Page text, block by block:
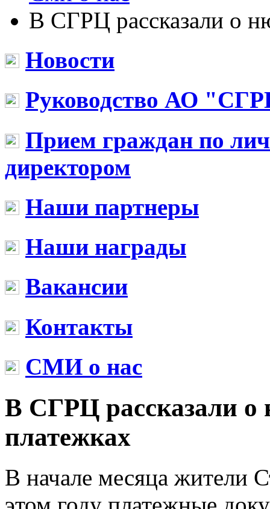
В СГРЦ рассказали о
Новости
Руководство АО
Прием граждан по
директором
Наши партнеры
Наши награды
Вакансии
Контакты
СМИ о нас
В СГРЦ рассказали о
платежках
В начале месяца жители